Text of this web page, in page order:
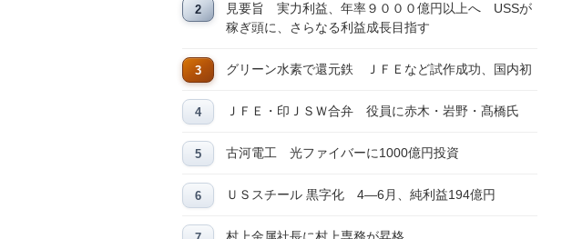
見要旨 実力利益、年率９０００億円以上へ USSが
稼ぎ頭に、さらなる利益成長目指す
グリーン水素で還元鉄 ＪＦＥなど試作成功、国内初
ＪＦＥ・印ＪＳＷ合弁 役員に赤木・岩野・髙橋氏
古河電工 光ファイバーに1000億円投資
ＵＳスチール 黒字化 4―6月、純利益194億円